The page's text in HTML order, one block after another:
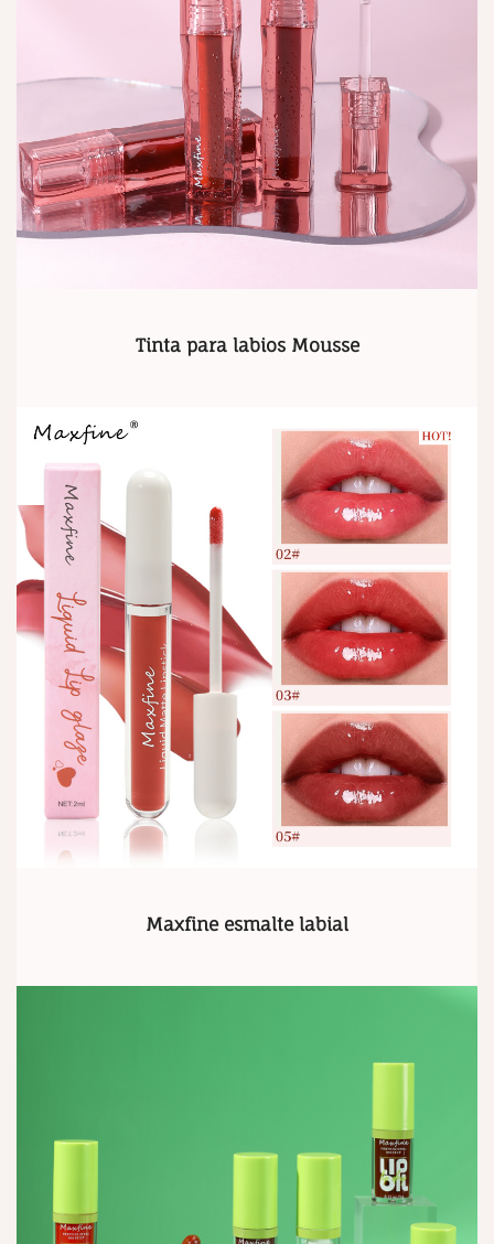
Tinta para labios Mousse
Maxfine esmalte labial